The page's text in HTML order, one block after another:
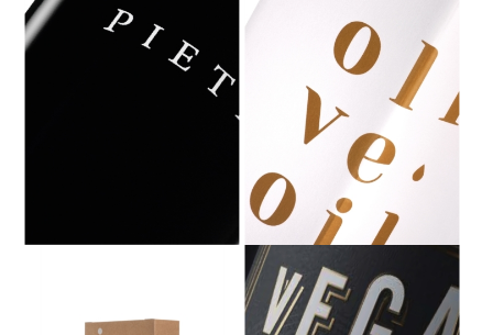
ASTUCCIO SINGOLO OLIO 500 ML